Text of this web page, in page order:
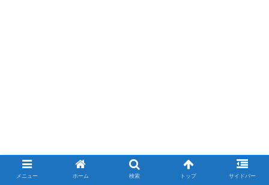
メニュー ホーム 検索 トップ サイドバー